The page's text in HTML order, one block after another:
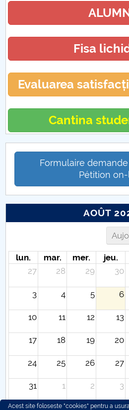
Fisa
Evaluarea
Cantina
Formulaire
Pétition
AOÛT
lun. mar. mer. jeu.
27
28 29 30
3 4 5 6
10 11 12 13
17 18 19 20
24 25 26 27
31 1 2 3
Acest site foloseste "cookies" pentru a